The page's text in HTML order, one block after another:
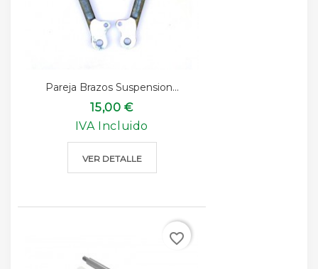
Pareja Brazos Suspension...
15,00 €
IVA Incluido
VER DETALLE
favorite_border